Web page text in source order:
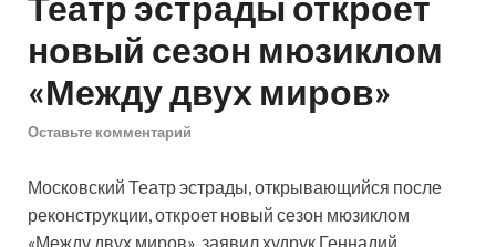
новый сезон мюзиклом
«Между двух миров»
Оставьте комментарий
Московский Театр эстрады, открывающийся после
реконструкции, откроет новый сезон мюзиклом
«Между двух миров», заявил худрук Геннадий